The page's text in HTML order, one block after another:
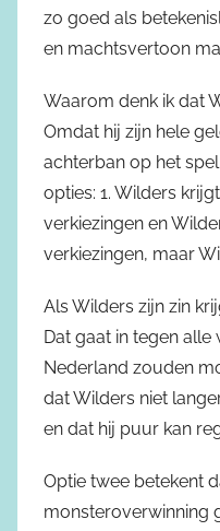
zo goed als
en machtsvertoon
Waarom denk ik dat
Omdat hij zijn hele
achterban op het
opties: 1. Wilders
verkiezingen en
verkiezingen, maar
Als Wilders zijn zin
Dat gaat in tegen
Nederland zouden
dat Wilders niet
en dat hij puur kan
Optie twee betekent
monsteroverwinning